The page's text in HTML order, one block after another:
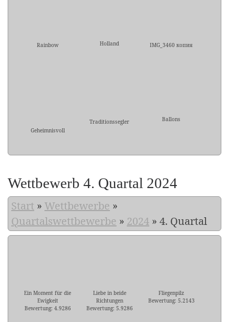
Rainbow Holland IMG_3460 копия
Geheimnisvoll
Traditionssegler Ballons
Wettbewerb 4. Quartal 2024
Start » Wettbewerbe »
Quartalswettbewerbe » 2024 » 4. Quartal
Ein Moment für die
Ewigkeit
Bewertung: 4.9286
Liebe in beide
Richtungen
Bewertung: 5.9286
Fliegenpilz
Bewertung: 5.2143